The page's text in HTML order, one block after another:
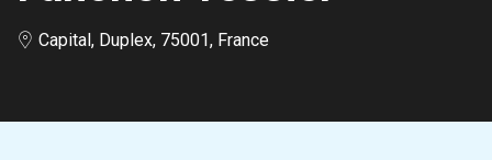
Capital, Duplex, 75001, France